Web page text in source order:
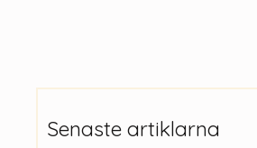
Senaste artiklarna